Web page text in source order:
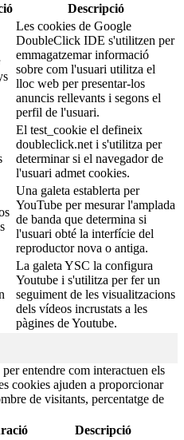
Descripció
Les cookies de Google
DoubleClick IDE s'utilitzen per
emmagatzemar informació
sobre com l'usuari utilitza el
lloc web per presentar-los
anuncis rellevants i segons el
perfil de l'usuari.
El test_cookie el defineix
doubleclick.net i s'utilitza per
determinar si el navegador de
l'usuari admet cookies.
Una galeta establerta per
YouTube per mesurar l'amplada
de banda que determina si
l'usuari obté la interfície del
reproductor nova o antiga.
La galeta YSC la configura
Youtube i s'utilitza per fer un
seguiment de les visualitzacions
dels vídeos incrustats a les
pàgines de Youtube.
entendre com interactuen els
cookies ajuden a proporcionar
de visitants, percentatge de
Descripció